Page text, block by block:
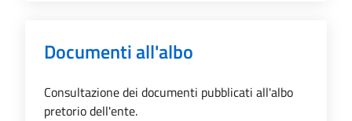
Documenti all'albo
Consultazione dei documenti pubblicati all'albo
pretorio dell'ente.